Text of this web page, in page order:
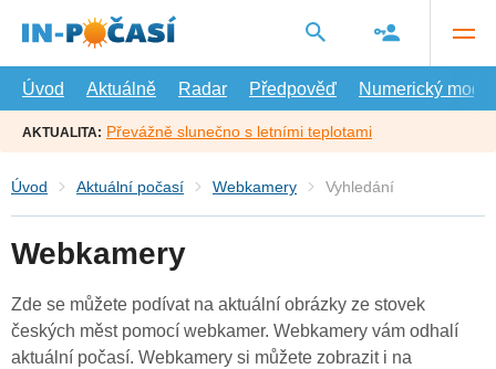
hlavní
Úvod
Aktuálně Radar Předpověď Numerický model
AKTUALITA: Převážně slunečno s letními teplotami
Úvod Aktuální počasí Webkamery Vyhledání
Webkamery
Zde se můžete podívat na aktuální obrázky ze stovek
českých měst pomocí webkamer. Webkamery vám odhalí
aktuální počasí. Webkamery si můžete zobrazit i na